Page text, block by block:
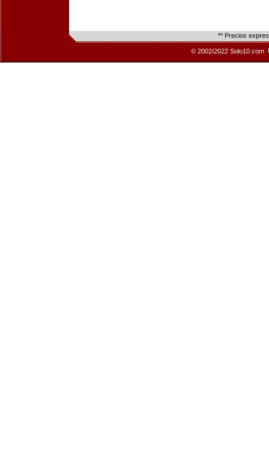
** Precios
© 2002/2022 Solo10.com